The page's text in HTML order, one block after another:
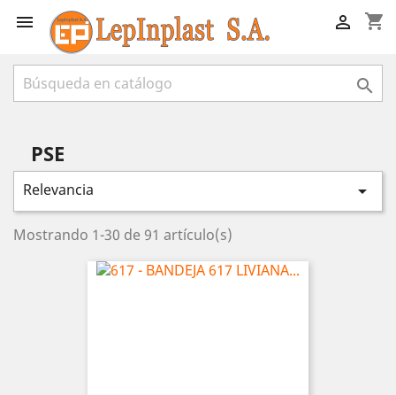
 shopping_cart


PSE
Relevancia 
Mostrando 1-30 de 91 artículo(s)